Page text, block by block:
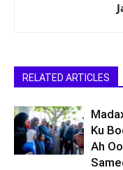
RELATED ARTICLES
Ku
Ah